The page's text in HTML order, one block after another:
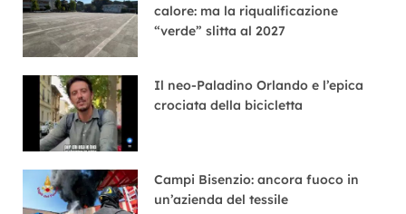
calore: ma la riqualificazione
“verde” slitta al 2027
Il neo-Paladino Orlando e l’epica
crociata della bicicletta
Campi Bisenzio: ancora fuoco in
un’azienda del tessile